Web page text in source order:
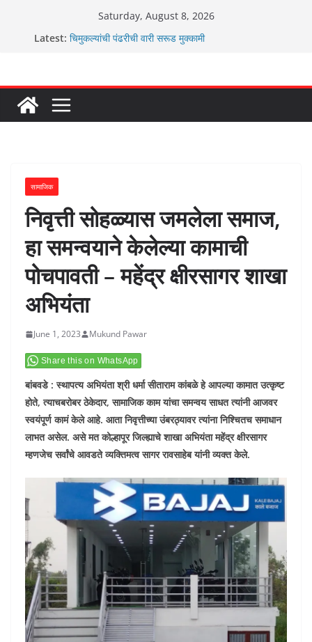
Saturday, August 8, 2026
Latest: ग्रामपंचायत बांबवडे मध्ये “आण्णाभाऊ साठे” यांची जयंती संपन्न
चिमुकल्यांची पंढरीची वारी सरूड मुक्कामी
आम्ही वारस सह्याद्रीचे कौतुक सोहळा २०२६
सामाजिक
निवृत्ती सोहळ्यास जमलेला समाज,
हा समन्वयाने केलेल्या कामाची
पोचपावती – महेंद्र क्षीरसागर शाखा
अभियंता
June 1, 2023 Mukund Pawar
Share this on WhatsApp
बांबवडे : स्थापत्य अभियंता श्री धर्मा सीताराम कांबळे हे आपल्या कामात उत्कृष्ट
होते, त्याचबरोबर ठेकेदार, सामाजिक काम यांचा समन्वय साधत त्यांनी आजवर
स्वयंपूर्ण कामं केले आहे. आता निवृत्तीच्या उंबरठ्यावर त्यांना निश्चितच समाधान
लाभत असेल. असे मत कोल्हापूर जिल्ह्याचे शाखा अभियंता महेंद्र क्षीरसागर
म्हणजेच सर्वांचे आवडते व्यक्तिमत्व सागर रावसाहेब यांनी व्यक्त केले.